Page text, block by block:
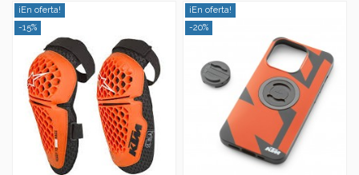
¡En oferta!
-15%
¡En oferta!
-20%